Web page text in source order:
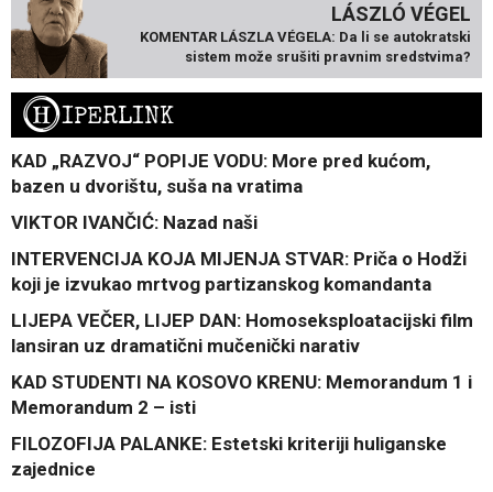
LÁSZLÓ VÉGEL
KOMENTAR LÁSZLA VÉGELA: Da li se autokratski
sistem može srušiti pravnim sredstvima?
HIPERLINK
KAD „RAZVOJ“ POPIJE VODU: More pred kućom,
bazen u dvorištu, suša na vratima
VIKTOR IVANČIĆ: Nazad naši
INTERVENCIJA KOJA MIJENJA STVAR: Priča o Hodži
koji je izvukao mrtvog partizanskog komandanta
LIJEPA VEČER, LIJEP DAN: Homoseksploatacijski film
lansiran uz dramatični mučenički narativ
KAD STUDENTI NA KOSOVO KRENU: Memorandum 1 i
Memorandum 2 – isti
FILOZOFIJA PALANKE: Estetski kriteriji huliganske
zajednice